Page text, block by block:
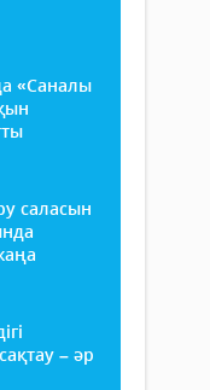
«Саналы
саласын
– әр